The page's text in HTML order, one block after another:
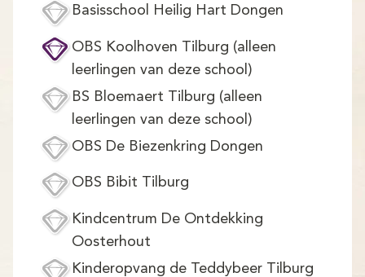
Basisschool Heilig Hart Dongen
OBS Koolhoven Tilburg (alleen
leerlingen van deze school)
BS Bloemaert Tilburg (alleen
leerlingen van deze school)
OBS De Biezenkring Dongen
OBS Bibit Tilburg
Kindcentrum De Ontdekking
Oosterhout
Kinderopvang de Teddybeer Tilburg